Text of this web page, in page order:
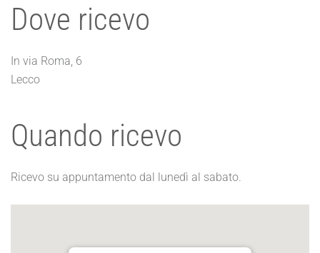
Dove ricevo
In via Roma, 6
Lecco
Quando ricevo
Ricevo su appuntamento dal lunedì al sabato.